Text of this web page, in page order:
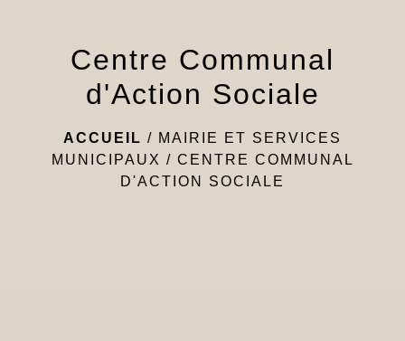
Centre Communal
d'Action Sociale
ACCUEIL / MAIRIE ET SERVICES
MUNICIPAUX / CENTRE COMMUNAL
D'ACTION SOCIALE